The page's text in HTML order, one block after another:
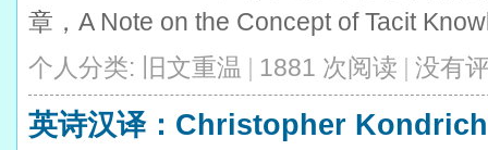
章，A Note on the Concept of Tacit
个人分类:
旧文重温 | 1881 次阅读 | 没有
英诗汉译：Christopher Kondrich